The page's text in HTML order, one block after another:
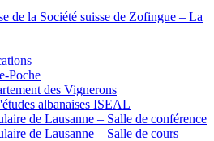
de la Société suisse de Zofingue – La
Poche
des Vignerons
albanaises ISEAL
de Lausanne – Salle de conférence
de Lausanne – Salle de cours